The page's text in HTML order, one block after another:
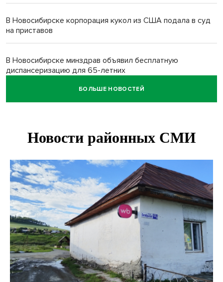
В Новосибирске корпорация кукол из США подала в суд
на приставов
В Новосибирске минздрав объявил бесплатную
диспансеризацию для 65-летних
В Новосибирске врачи прооперировали 25 тысяч
Знаменитый орангутан Бату отметил юбилей в
Новосибирские хирурги спасли сердце восьмиклассницы
с донорским клапаном
Более тысячи новосибирцев открыли День
физкультурника на набережной
БОЛЬШЕ НОВОСТЕЙ